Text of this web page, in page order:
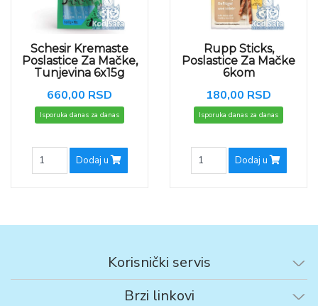
Schesir Kremaste
Poslastice Za Mačke,
Tunjevina 6x15g
660,00 RSD
Isporuka danas za danas
Dodaj u
Rupp Sticks,
Poslastice Za Mačke
6kom
180,00 RSD
Isporuka danas za danas
Dodaj u
Korisnički servis
Brzi linkovi